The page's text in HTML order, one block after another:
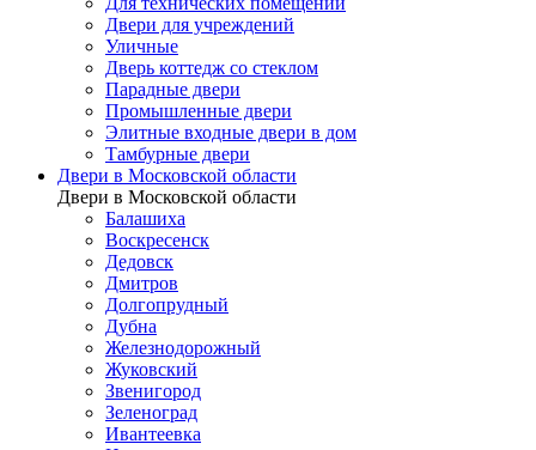
Двери для учреждений
Уличные
Дверь коттедж со стеклом
Парадные двери
Промышленные двери
Элитные входные двери в дом
Тамбурные двери
Двери в Московской области
Двери в Московской области
Балашиха
Воскресенск
Дедовск
Дмитров
Долгопрудный
Дубна
Железнодорожный
Жуковский
Звенигород
Зеленоград
Ивантеевка